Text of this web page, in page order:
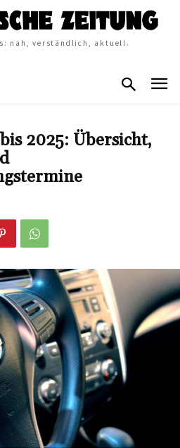
nah, verständlich, aktuell.
2025: Übersicht,